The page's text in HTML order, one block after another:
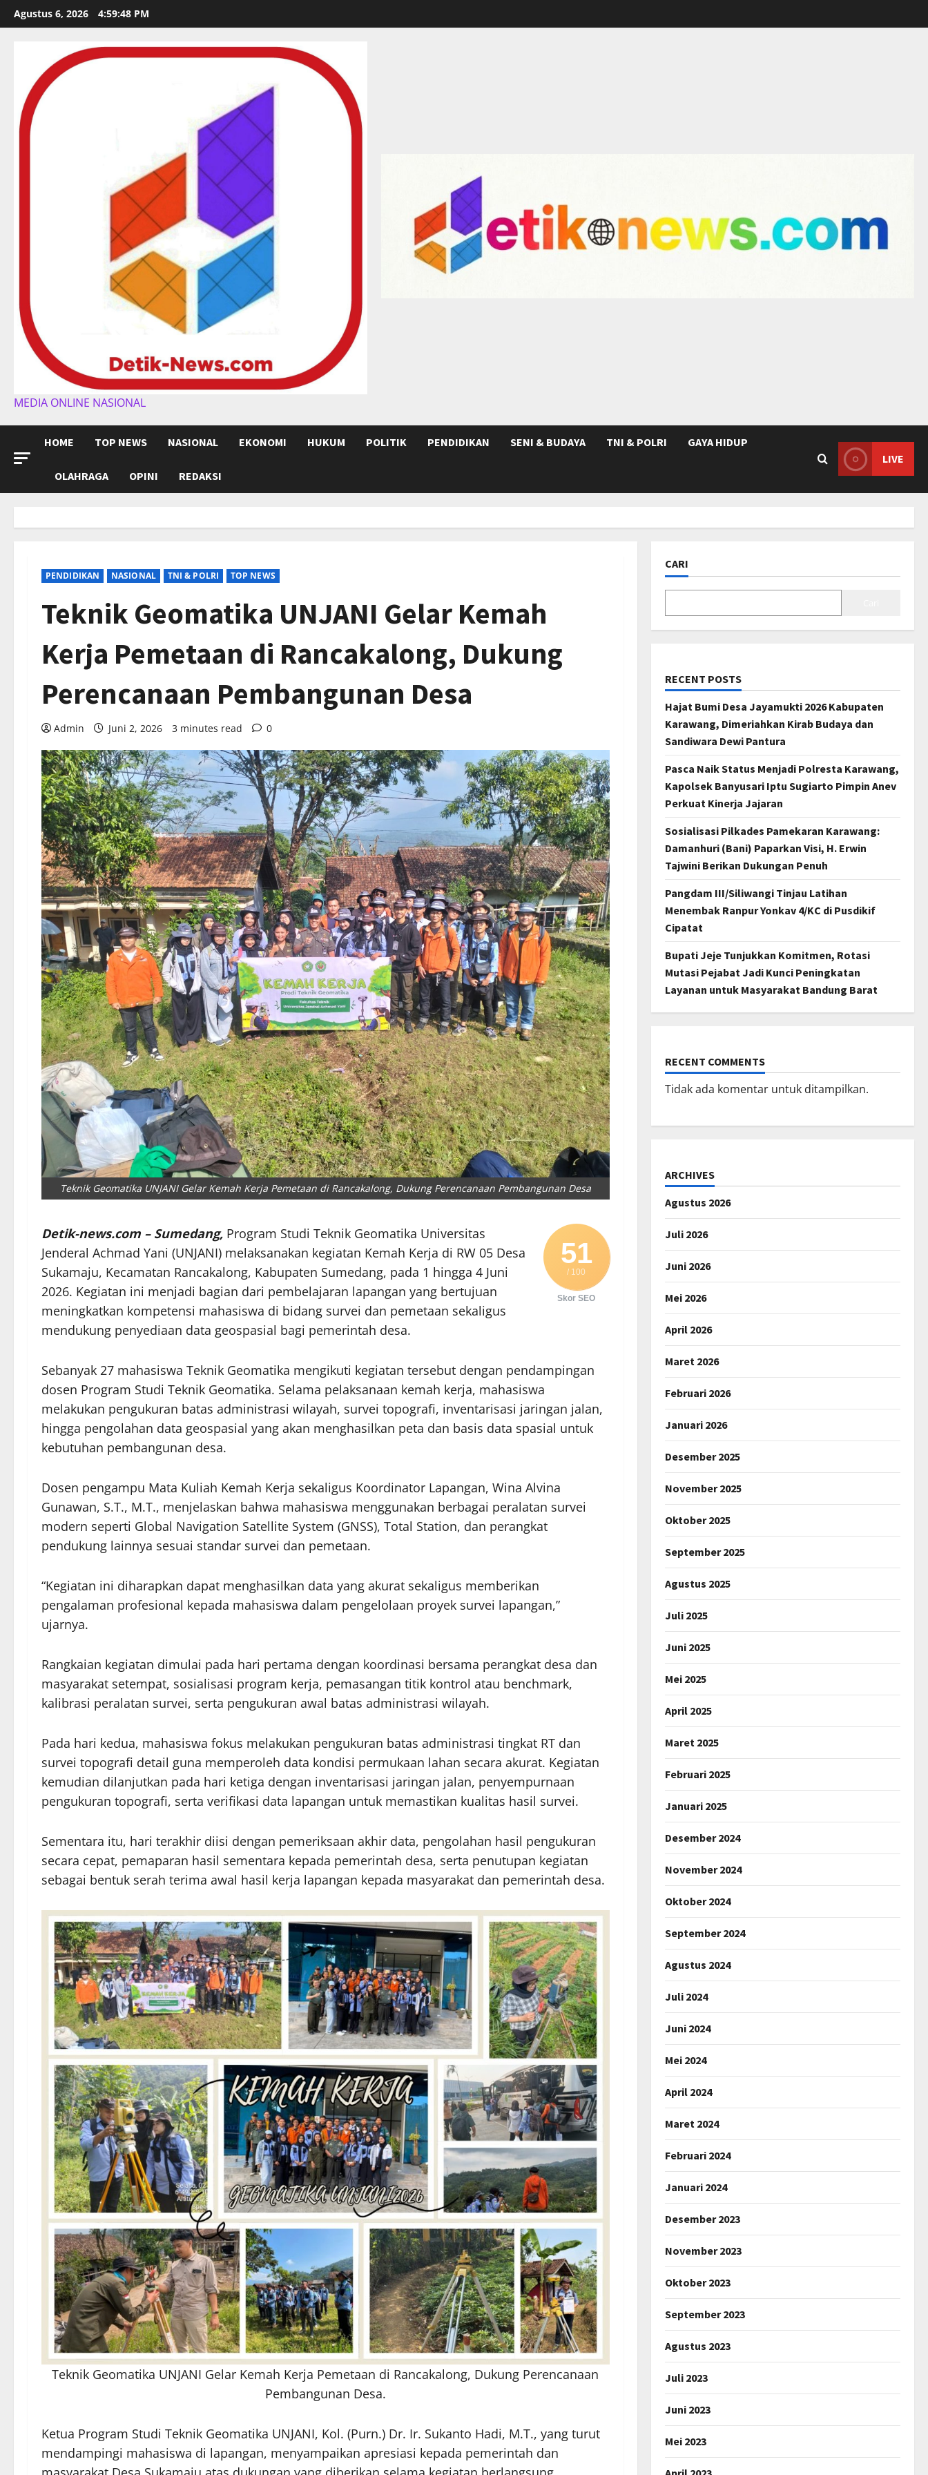
Skip
to
Agustus 6, 2026 4:59:50 PM
MEDIA ONLINE NASIONAL
HOME TOP NEWS NASIONAL EKONOMI HUKUM POLITIK PENDIDIKAN SENI & BUDAYA TNI & POLRI GAYA HIDUP
OLAHRAGA OPINI REDAKSI
LIVE
PENDIDIKAN NASIONAL TNI & POLRI TOP NEWS
Teknik Geomatika UNJANI Gelar Kemah
Kerja Pemetaan di Rancakalong, Dukung
Perencanaan Pembangunan Desa
Admin Juni 2, 2026 3 minutes read 0
Teknik Geomatika UNJANI Gelar Kemah Kerja Pemetaan di Rancakalong, Dukung Perencanaan Pembangunan Desa
51
/ 100
Skor SEO
Detik-news.com – Sumedang, Program Studi Teknik Geomatika Universitas
Jenderal Achmad Yani (UNJANI) melaksanakan kegiatan Kemah Kerja di RW 05 Desa
Sukamaju, Kecamatan Rancakalong, Kabupaten Sumedang, pada 1 hingga 4 Juni
2026. Kegiatan ini menjadi bagian dari pembelajaran lapangan yang bertujuan
meningkatkan kompetensi mahasiswa di bidang survei dan pemetaan sekaligus
mendukung penyediaan data geospasial bagi pemerintah desa.
Sebanyak 27 mahasiswa Teknik Geomatika mengikuti kegiatan tersebut dengan pendampingan
dosen Program Studi Teknik Geomatika. Selama pelaksanaan kemah kerja, mahasiswa
melakukan pengukuran batas administrasi wilayah, survei topografi, inventarisasi jaringan jalan,
hingga pengolahan data geospasial yang akan menghasilkan peta dan basis data spasial untuk
kebutuhan pembangunan desa.
Dosen pengampu Mata Kuliah Kemah Kerja sekaligus Koordinator Lapangan, Wina Alvina
Gunawan, S.T., M.T., menjelaskan bahwa mahasiswa menggunakan berbagai peralatan survei
modern seperti Global Navigation Satellite System (GNSS), Total Station, dan perangkat
pendukung lainnya sesuai standar survei dan pemetaan.
“Kegiatan ini diharapkan dapat menghasilkan data yang akurat sekaligus memberikan
pengalaman profesional kepada mahasiswa dalam pengelolaan proyek survei lapangan,”
ujarnya.
Rangkaian kegiatan dimulai pada hari pertama dengan koordinasi bersama perangkat desa dan
masyarakat setempat, sosialisasi program kerja, pemasangan titik kontrol atau benchmark,
kalibrasi peralatan survei, serta pengukuran awal batas administrasi wilayah.
Pada hari kedua, mahasiswa fokus melakukan pengukuran batas administrasi tingkat RT dan
survei topografi detail guna memperoleh data kondisi permukaan lahan secara akurat. Kegiatan
kemudian dilanjutkan pada hari ketiga dengan inventarisasi jaringan jalan, penyempurnaan
pengukuran topografi, serta verifikasi data lapangan untuk memastikan kualitas hasil survei.
Sementara itu, hari terakhir diisi dengan pemeriksaan akhir data, pengolahan hasil pengukuran
secara cepat, pemaparan hasil sementara kepada pemerintah desa, serta penutupan kegiatan
sebagai bentuk serah terima awal hasil kerja lapangan kepada masyarakat dan pemerintah desa.
Teknik Geomatika UNJANI Gelar Kemah Kerja Pemetaan di Rancakalong, Dukung Perencanaan
Pembangunan Desa.
Ketua Program Studi Teknik Geomatika UNJANI, Kol. (Purn.) Dr. Ir. Sukanto Hadi, M.T., yang turut
mendampingi mahasiswa di lapangan, menyampaikan apresiasi kepada pemerintah dan
CARI
RECENT POSTS
Hajat Bumi Desa Jayamukti 2026 Kabupaten
Karawang, Dimeriahkan Kirab Budaya dan
Sandiwara Dewi Pantura
Pasca Naik Status Menjadi Polresta Karawang,
Kapolsek Banyusari Iptu Sugiarto Pimpin Anev
Perkuat Kinerja Jajaran
Sosialisasi Pilkades Pamekaran Karawang:
Damanhuri (Bani) Paparkan Visi, H. Erwin
Tajwini Berikan Dukungan Penuh
Pangdam III/Siliwangi Tinjau Latihan
Menembak Ranpur Yonkav 4/KC di Pusdikif
Cipatat
Bupati Jeje Tunjukkan Komitmen, Rotasi
Mutasi Pejabat Jadi Kunci Peningkatan
Layanan untuk Masyarakat Bandung Barat
RECENT COMMENTS
Tidak ada komentar untuk ditampilkan.
ARCHIVES
Agustus 2026
Juli 2026
Juni 2026
Mei 2026
April 2026
Maret 2026
Februari 2026
Januari 2026
Desember 2025
November 2025
Oktober 2025
September 2025
Agustus 2025
Juli 2025
Juni 2025
Mei 2025
April 2025
Maret 2025
Februari 2025
Januari 2025
Desember 2024
November 2024
Oktober 2024
September 2024
Agustus 2024
Juli 2024
Juni 2024
Mei 2024
April 2024
Maret 2024
Februari 2024
Januari 2024
Desember 2023
November 2023
Oktober 2023
September 2023
Agustus 2023
Juli 2023
Juni 2023
Mei 2023